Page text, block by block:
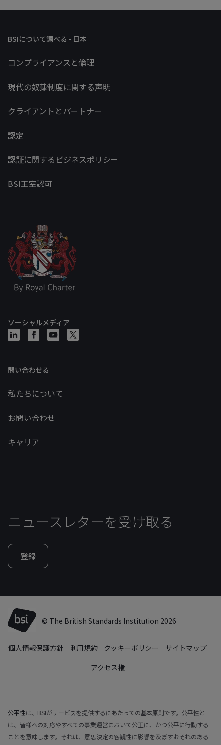
BSIについて調べる - 日本
コンプライアンスと倫理
現代の奴隷制度に関する声明
クライアントとパートナー
認定
認証に関するビジネスポリシー
BSI王室認可
ソーシャルメディア
問い合わせる
私たちについて
お問い合わせ
キャリア
ニュースレターを受け取る
登録
© The British Standards Institution 2026
個人情報保護方針 利用規約 クッキーポリシー
サイトマップ
アクセス権
公平性は、BSIがサービスを提供するにあたっての基本原則です。公平性と
は、皆様への対応やすべての事業運営において公正に、かつ公平に行動する
ことを意味します。それは、意思決定の客観性に影響を及ぼすおそれのある